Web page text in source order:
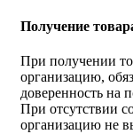
Получение
При получении
организацию,
доверенность на
При отсутствии
организацию не